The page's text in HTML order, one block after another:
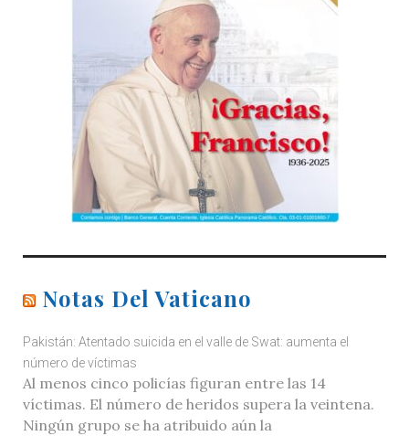
Notas Del Vaticano
Pakistán: Atentado suicida en el valle de Swat: aumenta el
número de víctimas
Al menos cinco policías figuran entre las 14
víctimas. El número de heridos supera la veintena.
Ningún grupo se ha atribuido aún la